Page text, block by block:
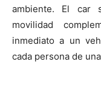
ambiente. El car
movilidad
inmediato a un
cada persona de